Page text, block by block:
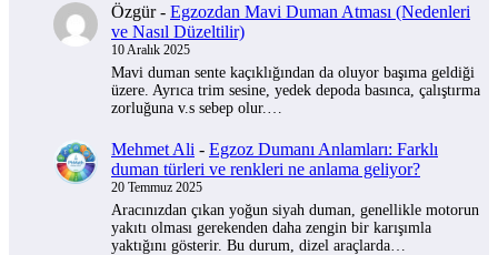
Özgür- Egzozdan Mavi Duman Atması (Nedenleri
ve Nasıl Düzeltilir)
10 Aralık 2025
Mavi duman sente kaçıklığından da oluyor başıma geldiği
üzere. Ayrıca trim sesine, yedek depoda basınca, çalıştırma
zorluğuna v.s sebep olur.…
Mehmet Ali - Egzoz Dumanı Anlamları: Farklı
duman türleri ve renkleri ne anlama geliyor?
20 Temmuz 2025
Aracınızdan çıkan yoğun siyah duman, genellikle motorun
yakıtı olması gerekenden daha zengin bir karışımla
yaktığını gösterir. Bu durum, dizel araçlarda…